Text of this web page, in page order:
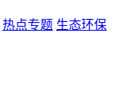
热点专题 生态环保